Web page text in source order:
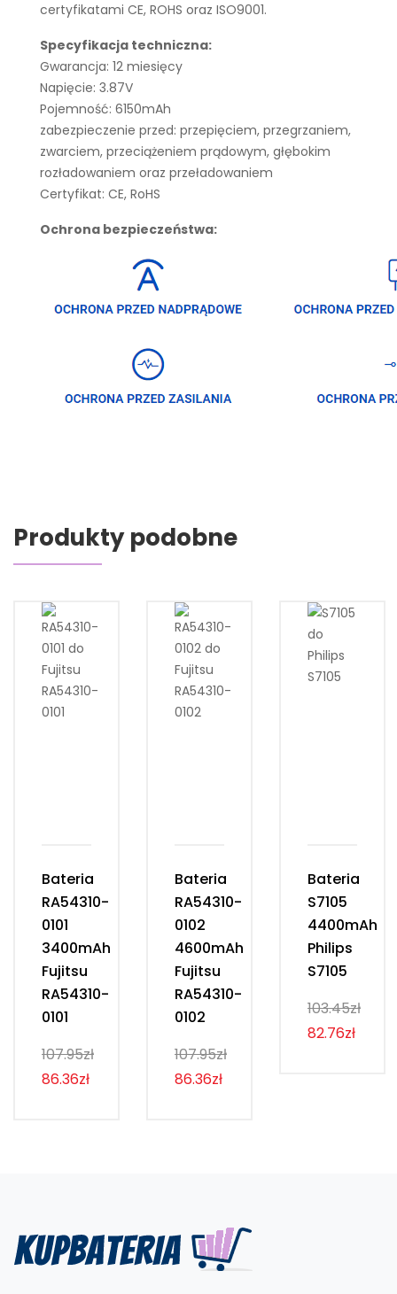
certyfikatami CE, ROHS oraz ISO9001.
Specyfikacja techniczna:
Gwarancja: 12 miesięcy
Napięcie: 3.87V
Pojemność: 6150mAh
zabezpieczenie przed: przepięciem, przegrzaniem,
zwarciem, przeciążeniem prądowym, głębokim
rozładowaniem oraz przeładowaniem
Certyfikat: CE, RoHS
Ochrona bezpieczeństwa:
Produkty podobne
Bateria
RA54310-
0101
3400mAh
Fujitsu
RA54310-
0101
107.95zł
86.36zł
Bateria
RA54310-
0102
4600mAh
Fujitsu
RA54310-
0102
107.95zł
86.36zł
Bateria
S7105
4400mAh
Philips
S7105
103.45zł
82.76zł